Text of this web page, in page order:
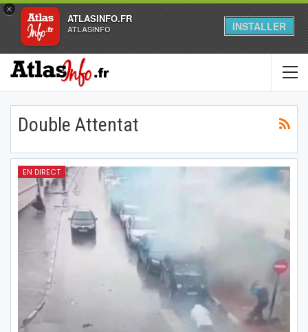
×
ATLASINFO.FR
ATLASINFO INSTALLER
Double Attentat
EN DIRECT